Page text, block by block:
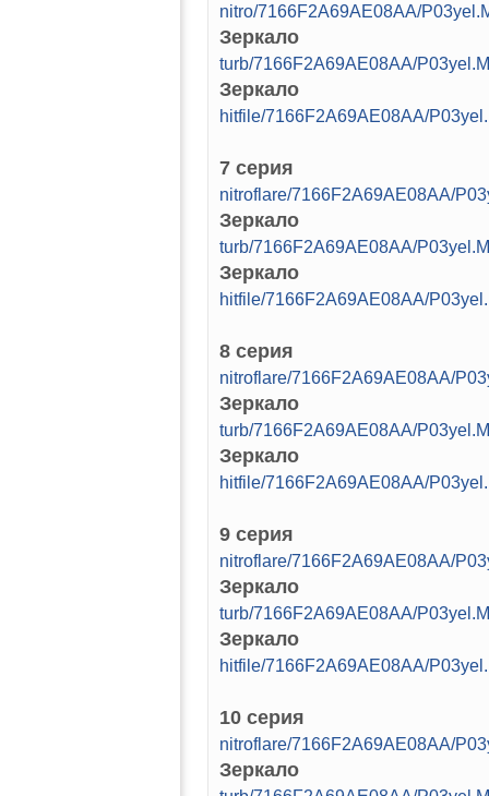
nitro/7166F2A69AE08AA/
Зеркало
turb/7166F2A69AE08AA/
Зеркало
hitfile/7166F2A69AE08AA/
7 серия
nitroflare/7166F2A69AE08AA/
Зеркало
turb/7166F2A69AE08AA/
Зеркало
hitfile/7166F2A69AE08AA/
8 серия
nitroflare/7166F2A69AE08AA/
Зеркало
turb/7166F2A69AE08AA/
Зеркало
hitfile/7166F2A69AE08AA/
9 серия
nitroflare/7166F2A69AE08AA/
Зеркало
turb/7166F2A69AE08AA/
Зеркало
hitfile/7166F2A69AE08AA/
10 серия
nitroflare/7166F2A69AE08AA/
Зеркало